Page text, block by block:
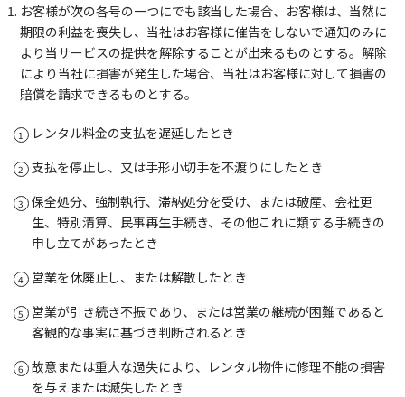
お客様が次の各号の一つにでも該当した場合、お客様は、当然に
期限の利益を喪失し、当社はお客様に催告をしないで通知のみに
より当サービスの提供を解除することが出来るものとする。解除
により当社に損害が発生した場合、当社はお客様に対して損害の
賠償を請求できるものとする。
レンタル料金の支払を遅延したとき
支払を停止し、又は手形小切手を不渡りにしたとき
保全処分、強制執行、滞納処分を受け、または破産、会社更
生、特別清算、民事再生手続き、その他これに類する手続きの
申し立てがあったとき
営業を休廃止し、または解散したとき
営業が引き続き不振であり、または営業の継続が困難であると
客観的な事実に基づき判断されるとき
故意または重大な過失により、レンタル物件に修理不能の損害
を与えまたは滅失したとき